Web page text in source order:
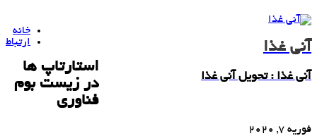
آنی غذا
آنی غذا : تحویل آنی غذا
خانه
ارتباط
استارتاپ ها
در زیست بوم
فناوری
فوریه 7, 2020